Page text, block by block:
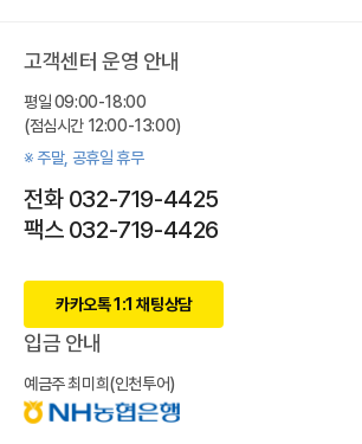
고객센터 운영 안내
평일 09:00-18:00
(점심시간 12:00-13:00)
※ 주말, 공휴일 휴무
전화 032-719-4425
팩스 032-719-4426
카카오톡 1:1 채팅상담
입금 안내
예금주 최미희(인천투어)